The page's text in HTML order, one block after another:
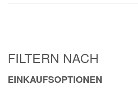
FILTERN NACH
EINKAUFSOPTIONEN